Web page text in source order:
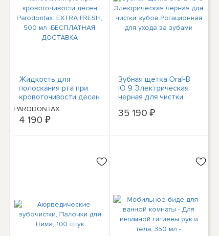
Жидкость для
полоскания рта при
кровоточивости десен
Parodontax: EXTRA
FRESH, 500 мл
-БЕСПЛАТНАЯ
PARODONTAX
4 190 ₽
Зубная щетка Oral-B
iO 9 Электрическая
черная для чистки
для ухода за зубами
35 190 ₽